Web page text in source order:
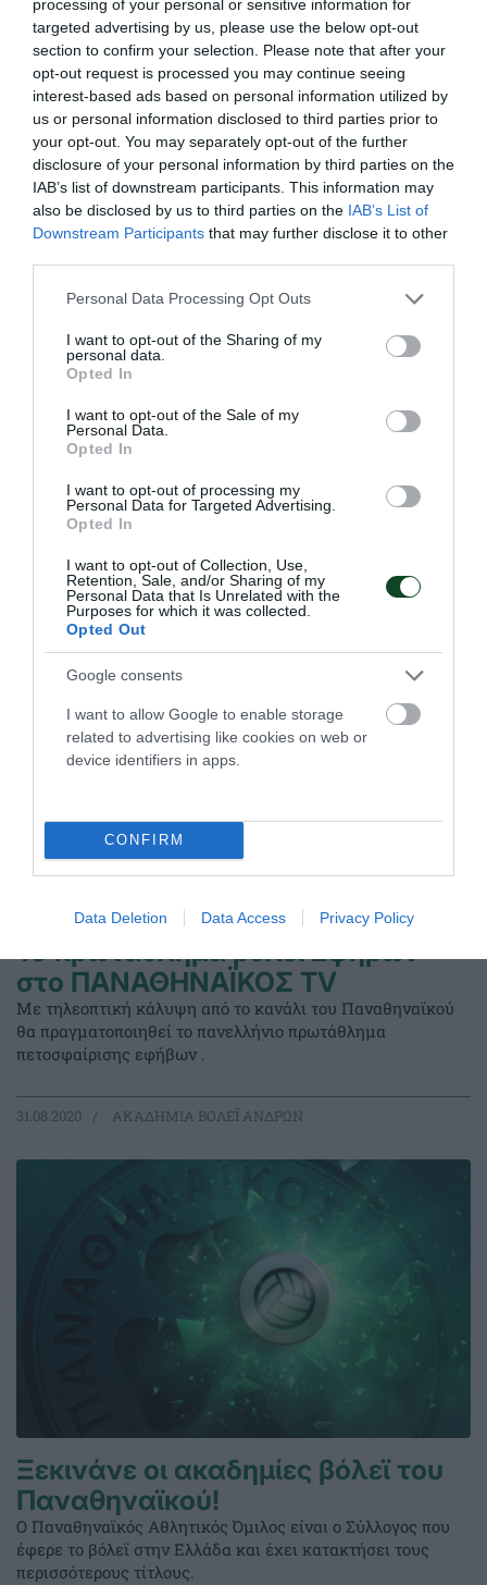
processing of your personal or sensitive information for
targeted advertising by us, please use the below opt-out
section to confirm your selection. Please note that after your
opt-out request is processed you may continue seeing
interest-based ads based on personal information utilized by
us or personal information disclosed to third parties prior to
your opt-out. You may separately opt-out of the further
disclosure of your personal information by third parties on the
IAB’s list of downstream participants. This information may
also be disclosed by us to third parties on the IAB’s List of
Downstream Participants that may further disclose it to other
Please note that this website/app uses one or more Google
not limited to your visit or usage behaviour. You may click to
grant or deny consent to Google and its third-party tags to
use your data for below specified purposes in below Google
consent section.
Personal Data Processing Opt Outs
I want to opt-out of the Sharing of my
personal data.
Opted In
I want to opt-out of the Sale of my
Personal Data.
Opted In
I want to opt-out of processing my
Personal Data for Targeted Advertising.
Opted In
I want to opt-out of Collection, Use,
Retention, Sale, and/or Sharing of my
Personal Data that Is Unrelated with the
Purposes for which it was collected.
Opted Out
Google consents
I want to allow Google to enable storage
related to advertising like cookies on web or
device identifiers in apps.
CONFIRM
Data Deletion Data Access Privacy Policy
04.09.2020 ΑΚΑΔΗΜΙΑ ΒΟΛΕΪ ΑΝΔΡΩΝ
Για τον 1600ο τίτλο οι έφηβοι!
(Pics)
εντατικά για να διεκδικήσουν το πανελλήνιο πρωτάθλημα
στους αγώνες που θα γίνουν το τριήμερο 4-6 Σεπτεμβρίου
στο κλειστό του Μίλωνα.
02.09.2020 ΑΚΑΔΗΜΙΑ ΒΟΛΕΪ ΑΝΔΡΩΝ
Το πρωτάθλημα βόλεϊ Εφήβων
στο ΠΑΝΑΘΗΝΑΪΚΟΣ TV
Με τηλεοπτική κάλυψη από το κανάλι του Παναθηναϊκού
θα πραγματοποιηθεί το πανελλήνιο πρωτάθλημα
πετοσφαίρισης εφήβων .
31.08.2020 ΑΚΑΔΗΜΙΑ ΒΟΛΕΪ ΑΝΔΡΩΝ
Ξεκινάνε οι ακαδημίες βόλεϊ του
Παναθηναϊκού!
Ο Παναθηναϊκός Αθλητικός Όμιλος είναι ο Σύλλογος που
έφερε το βόλεϊ στην Ελλάδα και έχει κατακτήσει τους
περισσότερους τίτλους.